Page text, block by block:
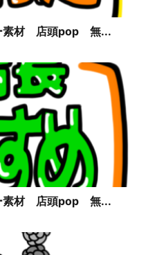
素材 店頭pop 無...
素材 店頭pop 無...